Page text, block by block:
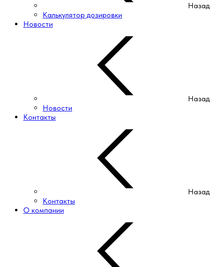
Назад
Калькулятор дозировки
Новости
Назад
Новости
Контакты
Назад
Контакты
О компании